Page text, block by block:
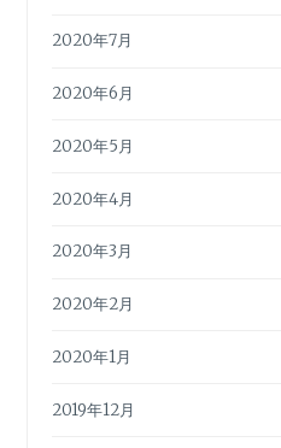
2020年7月
2020年6月
2020年5月
2020年4月
2020年3月
2020年2月
2020年1月
2019年12月